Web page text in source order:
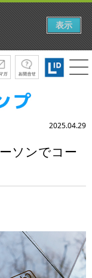
2025.04.29
ソンでコー
表示